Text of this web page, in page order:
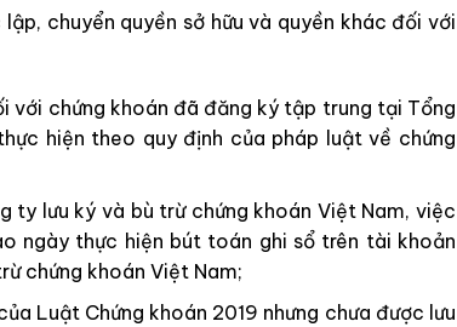
chuyển quyền sở hữu và quyền khác đối với
với chứng khoán đã đăng ký tập trung tại Tổng
hiện theo quy định của pháp luật về chứng
lưu ký và bù trừ chứng khoán Việt Nam, việc
ngày thực hiện bút toán ghi sổ trên tài khoản
chứng khoán Việt Nam;
Luật Chứng khoán 2019 nhưng chưa được lưu